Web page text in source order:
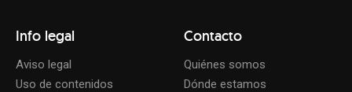
Info legal
Aviso legal
Uso de contenidos
Contacto
Quiénes somos
Dónde estamos